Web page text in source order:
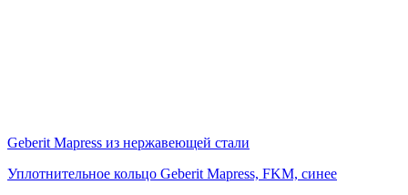
Geberit Mapress из нержавеющей стали
Уплотнительное кольцо Geberit Mapress, FKM, синее